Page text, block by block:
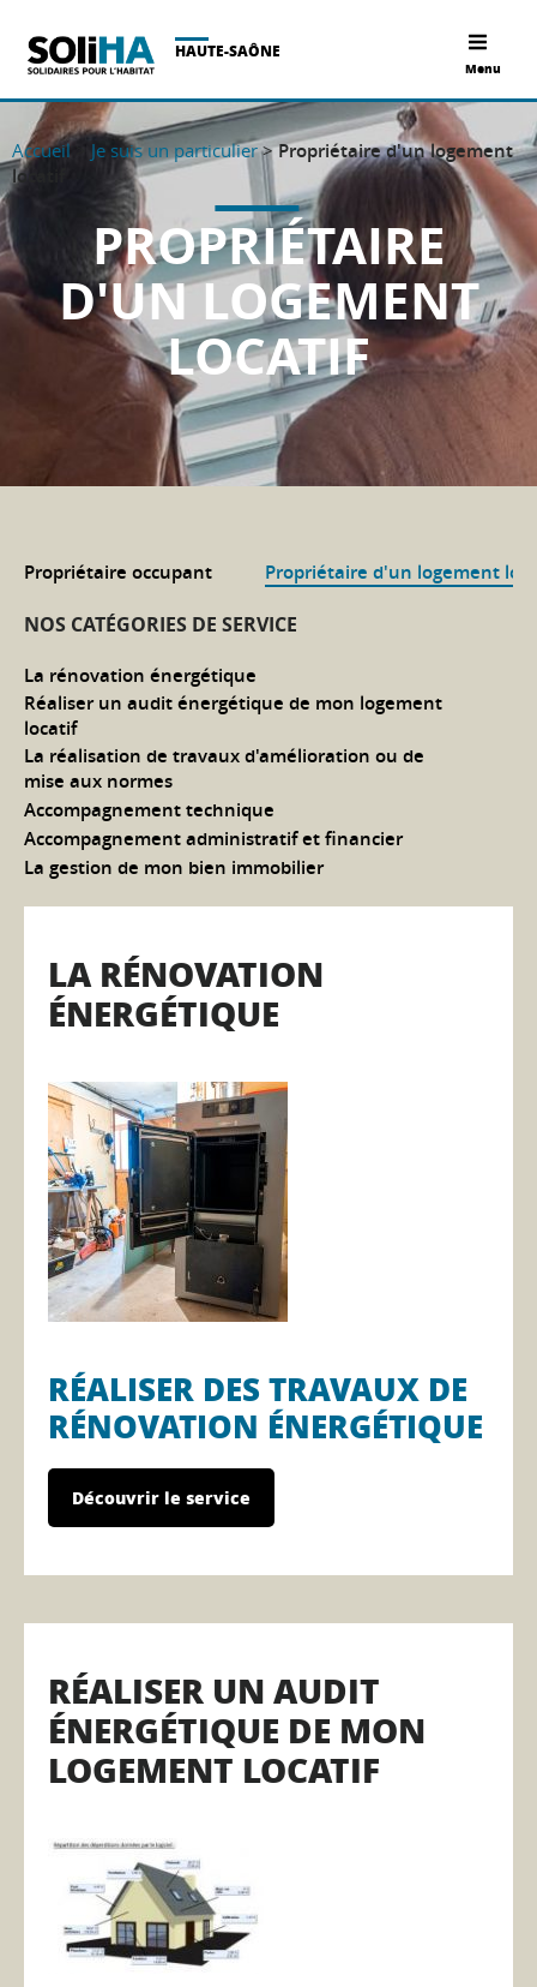
Menu
HAUTE-SAÔNE
Accueil> Je suis un particulier>Propriétaire d'un logement
locatif
PROPRIÉTAIRE
D'UN LOGEMENT
LOCATIF
Propriétaire occupant Propriétaire d'un logement
NOS CATÉGORIES DE SERVICE
La rénovation énergétique
Réaliser un audit énergétique de mon logement
locatif
La réalisation de travaux d'amélioration ou de
mise aux normes
Accompagnement technique
Accompagnement administratif et financier
La gestion de mon bien immobilier
LA RÉNOVATION
ÉNERGÉTIQUE
RÉALISER DES TRAVAUX DE
RÉNOVATION ÉNERGÉTIQUE
Découvrir le service
RÉALISER UN AUDIT
ÉNERGÉTIQUE DE MON
LOGEMENT LOCATIF